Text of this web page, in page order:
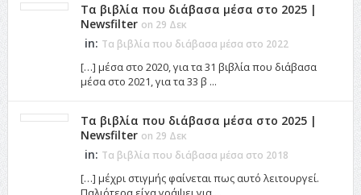
Τα βιβλία που διάβασα μέσα στο 2025 |
Newsfilter on 29 Δεκ
in: Τα βιβλία που διάβασα μέσα στο 2022
[…] μέσα στο 2020, για τα 31 βιβλία που διάβασα
μέσα στο 2021, για τα 33 β ...
Τα βιβλία που διάβασα μέσα στο 2025 |
Newsfilter on 29 Δεκ
in: Τα βιβλία που διάβασα μέσα στο 2018
[…] μέχρι στιγμής φαίνεται πως αυτό λειτουργεί.